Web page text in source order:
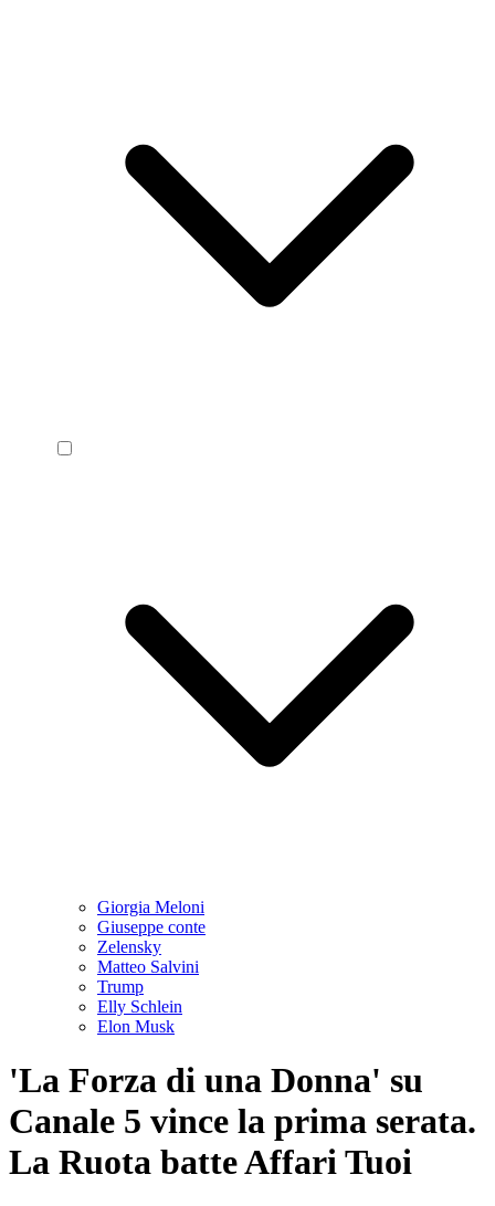
Giorgia Meloni
Giuseppe conte
Zelensky
Matteo Salvini
Trump
Elly Schlein
Elon Musk
'La Forza di una Donna' su
Canale 5 vince la prima serata.
La Ruota batte Affari Tuoi